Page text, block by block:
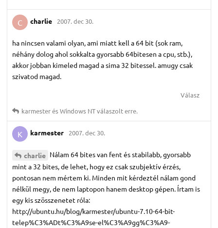
C charlie 2007. dec 30.
ha nincsen valami olyan, ami miatt kell a 64 bit (sok ram,
néhány dolog ahol sokkalta gyorsabb 64bitesen a cpu, stb.),
akkor jobban kimeled magad a sima 32 bitessel. amugy csak
szivatod magad.
Válasz
karmesterésWindows NTválaszolt erre.
K karmester 2007. dec 30.
charlie Nálam 64 bites van fent és stabilabb, gyorsabb
mint a 32 bites, de lehet, hogy ez csak szubjektív érzés,
pontosan nem mértem ki. Minden mit kérdeztél nálam gond
nélkül megy, de nem laptopon hanem desktop gépen. Írtam is
egy kis szösszenetet róla:
http://ubuntu.hu/blog/karmester/ubuntu-7.10-64-bit-
telep%C3%ADt%C3%A9se-el%C3%A9gg%C3%A9-